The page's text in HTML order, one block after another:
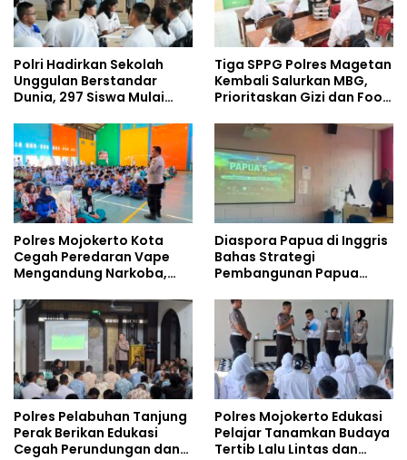
Polri Hadirkan Sekolah
Unggulan Berstandar
Dunia, 297 Siswa Mulai
Tiga SPPG Polres Magetan
Kembali Salurkan MBG,
Prioritaskan Gizi dan Food
Polres Mojokerto Kota
Cegah Peredaran Vape
Mengandung Narkoba,
Kalangan Remaja
Diaspora Papua di Inggris
Bahas Strategi
Pembangunan Papua
Doktoral Internasional
Polres Pelabuhan Tanjung
Perak Berikan Edukasi
Cegah Perundungan dan
Polres Mojokerto Edukasi
Pelajar Tanamkan Budaya
Tertib Lalu Lintas dan